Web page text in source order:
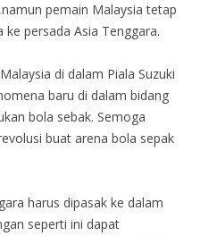
pemain Malaysia tetap
persada Asia Tenggara.
di dalam Piala Suzuki
baru di dalam bidang
bola sebak. Semoga
buat arena bola sepak
harus dipasak ke dalam
seperti ini dapat